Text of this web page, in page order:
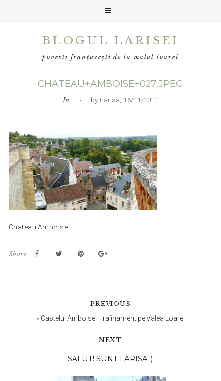
BLOGUL LARISEI
povesti franțuzești de la malul loarei
CHATEAU+AMBOISE+027.JPEG
In • by Larisa, 16/11/2011
Chateau Amboise
Share
PREVIOUS
« Castelul Amboise – rafinament pe Valea Loarei
NEXT
principală
SALUT! SUNT LARISA :)